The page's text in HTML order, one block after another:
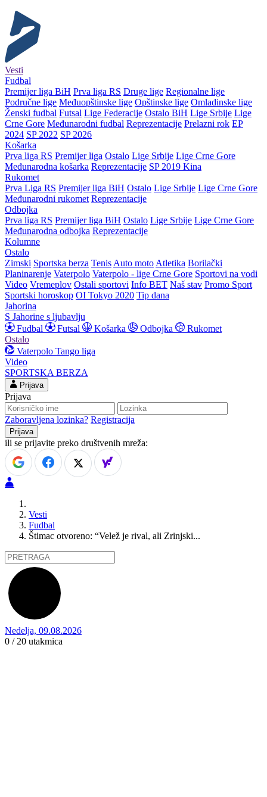
Vesti
Fudbal
Premijer liga BiH Prva liga RS Druge lige Regionalne lige
Područne lige Međuopštinske lige Opštinske lige Omladinske lige
Ženski fudbal Futsal Lige Federacije Ostalo BiH Lige Srbije Lige
Crne Gore Međunarodni fudbal Reprezentacije Prelazni rok EP
2024 SP 2022 SP 2026
Košarka
Prva liga RS Premijer liga Ostalo Lige Srbije Lige Crne Gore
Međunarodna košarka Reprezentacije SP 2019 Kina
Rukomet
Prva Liga RS Premijer liga BiH Ostalo Lige Srbije Lige Crne Gore
Međunarodni rukomet Reprezentacije
Odbojka
Prva liga RS Premijer liga BiH Ostalo Lige Srbije Lige Crne Gore
Međunarodna odbojka Reprezentacije
Kolumne
Ostalo
Zimski Sportska berza Tenis Auto moto Atletika Borilački
Planinarenje Vaterpolo Vaterpolo - lige Crne Gore Sportovi na vodi
Video Vremeplov Ostali sportovi Info BET Naš stav Promo Sport
Sportski horoskop OI Tokyo 2020 Tip dana
Jahorina
S Jahorine s ljubavlju
Fudbal
Futsal Košarka Odbojka
Rukomet
Ostalo
Vaterpolo Tango liga
Video
SPORTSKA BERZA
Prijava
Prijava
Zaboravljena lozinka? Registracija
ili se prijavite preko društvenih mreža:
Vesti
Fudbal
Štimac otvoreno: “Velež je rival, ali Zrinjski...
Nedelja, 09.08.2026
0 / 20 utakmica